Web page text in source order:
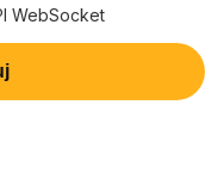
WebSocket